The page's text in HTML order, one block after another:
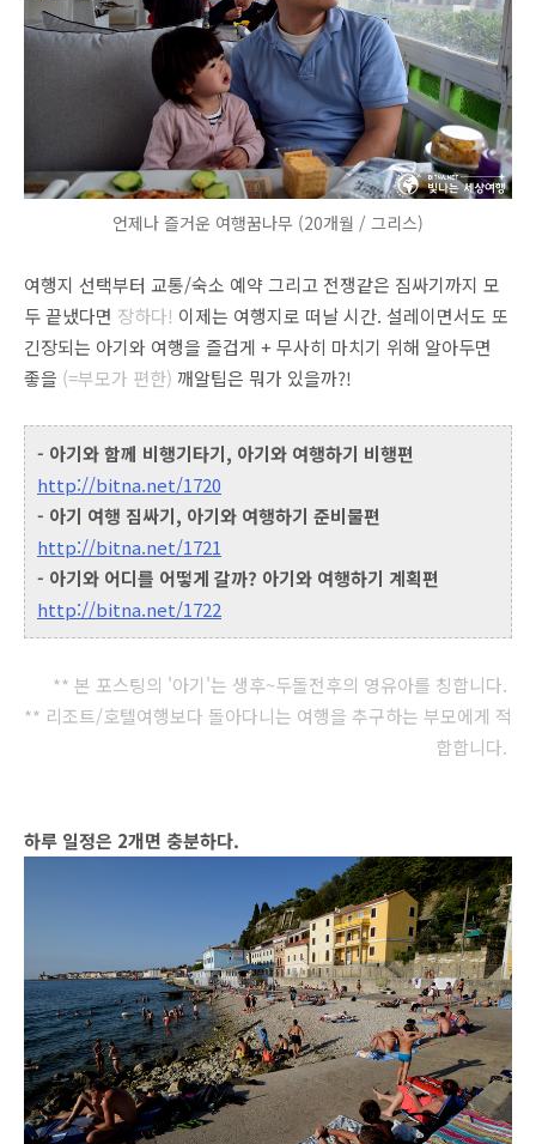
언제나 즐거운 여행꿈나무 (20개월 / 그리스)
여행지 선택부터 교통/숙소 예약 그리고 전쟁같은 짐싸기까지 모
두 끝냈다면 장하다! 이제는 여행지로 떠날 시간. 설레이면서도 또
긴장되는 아기와 여행을 즐겁게 + 무사히 마치기 위해 알아두면
좋을 (=부모가 편한) 깨알팁은 뭐가 있을까?!
- 아기와 함께 비행기타기, 아기와 여행하기 비행편
http://bitna.net/1720
- 아기 여행 짐싸기, 아기와 여행하기 준비물편
http://bitna.net/1721
- 아기와 어디를 어떻게 갈까? 아기와 여행하기 계획편
http://bitna.net/1722
** 본 포스팅의 '아기'는 생후~두돌전후의 영유아를 칭합니다.
** 리조트/호텔여행보다 돌아다니는 여행을 추구하는 부모에게 적
합합니다.
하루 일정은 2개면 충분하다.